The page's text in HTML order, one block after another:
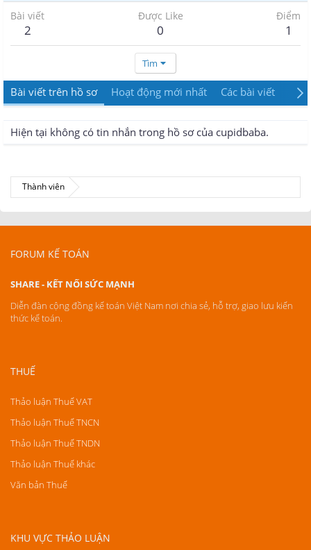
Bài viết
2
Được Like
0
Điểm
1
Tìm
Bài viết trên hồ sơ Hoạt động mới nhất Các bài viết
Hiện tại không có tin nhắn trong hồ sơ của cupidbaba.
Thành viên
FORUM KẾ TOÁN
SHARE - KẾT NỐI SỨC MẠNH
Diễn đàn cộng đồng kế toán Việt Nam nơi chia sẻ, hỗ trợ, giao lưu kiến
thức kế toán.
THUẾ
Thảo luận Thuế VAT
Thảo luận Thuế TNCN
Thảo luận Thuế TNDN
Thảo luận Thuế khác
Văn bản Thuế
KHU VỰC THẢO LUẬN